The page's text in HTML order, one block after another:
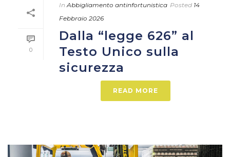
0
In Abbigliamento antinfortunistica Posted 14
Febbraio 2026
Dalla “legge 626” al
Testo Unico sulla
sicurezza
READ MORE